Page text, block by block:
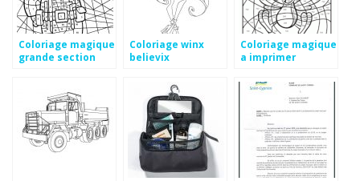
Coloriage magique
grande section
Coloriage winx
believix
Coloriage magique
a imprimer